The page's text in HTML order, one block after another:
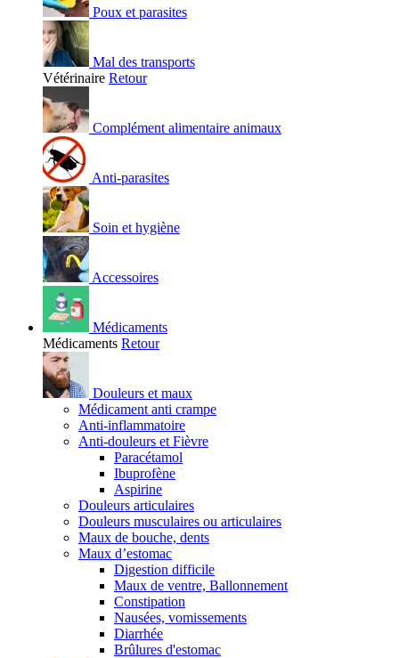
Poux et parasites
Mal des transports
Vétérinaire Retour
Complément alimentaire animaux
Anti-parasites
Soin et hygiène
Accessoires
Médicaments
Médicaments Retour
Douleurs et maux
Médicament anti crampe
Anti-inflammatoire
Anti-douleurs et Fièvre
Paracétamol
Ibuprofène
Aspirine
Douleurs articulaires
Douleurs musculaires ou articulaires
Maux de bouche, dents
Maux d’estomac
Digestion difficile
Maux de ventre, Ballonnement
Constipation
Nausées, vomissements
Diarrhée
Brûlures d'estomac